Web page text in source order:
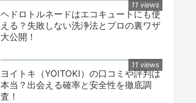
ヘドロトルネードはエコキュートにも使
える？失敗しない洗浄法とプロの裏ワザ
大公開！
11 views
ヨイトキ（YOITOKI）の口コミや評判は
本当？出会える確率と安全性を徹底調
査！
11 views